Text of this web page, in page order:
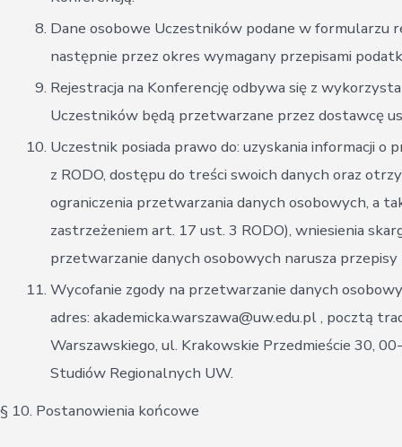
Dane osobowe Uczestników podane w formularzu
następnie przez okres wymagany przepisami
Rejestracja na Konferencję odbywa się z
Uczestników będą przetwarzane przez dostawcę
Uczestnik posiada prawo do: uzyskania informacji
z RODO, dostępu do treści swoich danych oraz
ograniczenia przetwarzania danych osobowych, a
zastrzeżeniem art. 17 ust. 3 RODO), wniesienia
przetwarzanie danych osobowych narusza
Wycofanie zgody na przetwarzanie danych
adres: akademicka.warszawa@uw.edu.pl , pocztą
Warszawskiego, ul. Krakowskie Przedmieście 30,
Studiów Regionalnych UW.
§ 10. Postanowienia końcowe